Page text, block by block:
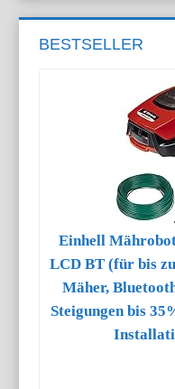
BESTSELLER
Einhell
LCD BT (für bis
Mäher,
Steigungen bis